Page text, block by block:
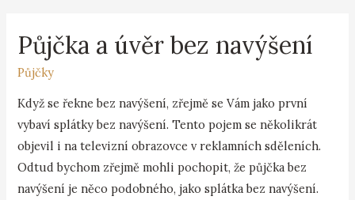
Půjčka a úvěr bez navýšení
Půjčky
Když se řekne bez navýšení, zřejmě se Vám jako první
vybaví splátky bez navýšení. Tento pojem se několikrát
objevil i na televizní obrazovce v reklamních sděleních.
Odtud bychom zřejmě mohli pochopit, že půjčka bez
navýšení je něco podobného, jako splátka bez navýšení.